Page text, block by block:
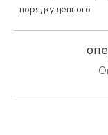
порядку денного